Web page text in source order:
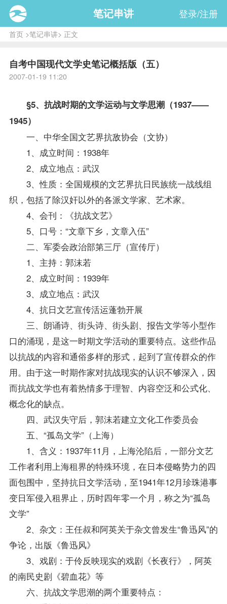
笔记串讲 登录/注册
首页>笔记串讲> 正文
自考中国现代文学史笔记概括版（五）
2007-01-19 11:20
§5、抗战时期的文学运动与文学思潮（1937——
1945）
一、中华全国文艺界抗敌协会（文协）
1、成立时间：1938年
2、成立地点：武汉
3、性质：全国规模的文艺界抗日民族统一战线组
织，包括了除汉奸以外的各派文学家、艺术家。
4、会刊：《抗战文艺》
5、口号：“文章下乡，文章入伍”
二、军委会政治部第三厅（宣传厅）
1、主持：郭沫若
2、成立时间：1939年
3、成立地点：武汉
4、抗日文艺宣传活运蓬勃开展
三、朗诵诗、街头诗、街头剧、报告文学等小型作
口的涌现，是这一时期文学活动的重要特点。这些作品
以抗战的内容和通俗多样的形式，起到了宣传群众的作
用。由于这一时期作家对抗战现实的认识不够深入，因
而抗战文学也有着热情多于理智、内容空泛和公式化、
概念化的缺点。
四、武汉失守后，郭沫若建立文化工作委员会
五、“孤岛文学”（上海）
1、含义：1937年11月，上海沦陷后，一部分文艺
工作者利用上海租界的特殊环境，在日本侵略势力的四
面包围中，坚持抗日文学活动，至1941年12月珍珠港事
变日军侵入租界止，历时四年零一个月，称之为“孤岛
文学”
2、杂文：王任叔和阿英关于杂文曾发生“鲁迅风”的
争论，出版《鲁迅风》
3、戏剧：于伶反映现实的戏剧《长夜行》，阿英
的南民史剧《碧血花》等
六、抗战文学思潮的两个重要特点：